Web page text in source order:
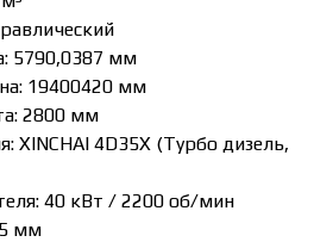
5790,0387 мм
19400420 мм
2800 мм
ХINСНАI 4D35Х (Турбо дизель,
40 кВт / 2200 об/мин
мм